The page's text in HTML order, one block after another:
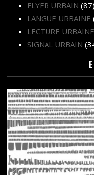
FLYER URBAIN (87)
LANGUE URBAINE
LECTURE URBAINE
SIGNAL URBAIN